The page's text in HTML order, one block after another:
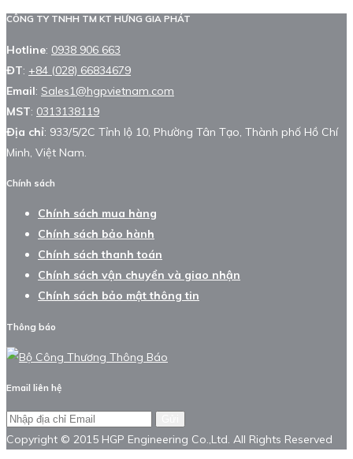
CÔNG TY TNHH TM KT HƯNG GIA PHÁT
Hotline: 0938 906 663
ĐT: +84 (028) 66834679
Email: Sales1@hgpvietnam.com
MST: 0313138119
Địa chỉ: 933/5/2C Tỉnh lộ 10, Phường Tân Tạo, Thành phố Hồ Chí
Minh, Việt Nam.
Chính sách
Chính sách mua hàng
Chính sách bảo hành
Chính sách thanh toán
Chính sách vận chuyển và giao nhận
Chính sách bảo mật thông tin
Thông báo
Email liên hệ
Copyright © 2015 HGP Engineering Co.,Ltd. All Rights Reserved